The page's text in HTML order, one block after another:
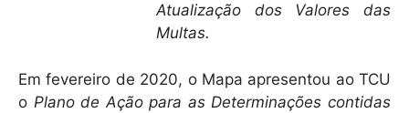
Atualização dos Valores das
Multas.
Em fevereiro de 2020, o Mapa apresentou ao TCU
o Plano de Ação para as Determinações contidas